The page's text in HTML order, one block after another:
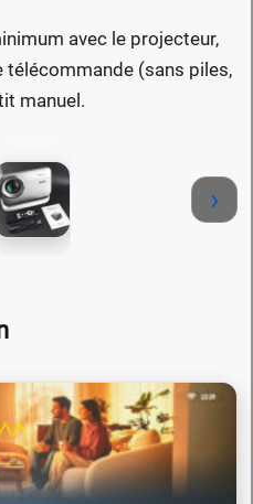
avec le projecteur,
télécommande (sans piles,
manuel.
›